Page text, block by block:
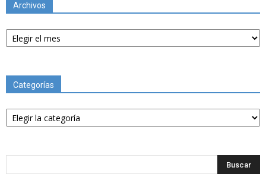
Archivos
Archivos
Categorías
Categorías